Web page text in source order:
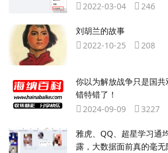
2022-03-04
246
刘胡兰的故事
2022-10-25
208
你以为解放战争只是国
错特错了！
2024-09-09
3227
雅虎、QQ、超星学习通
露，大数据面前真的毫无